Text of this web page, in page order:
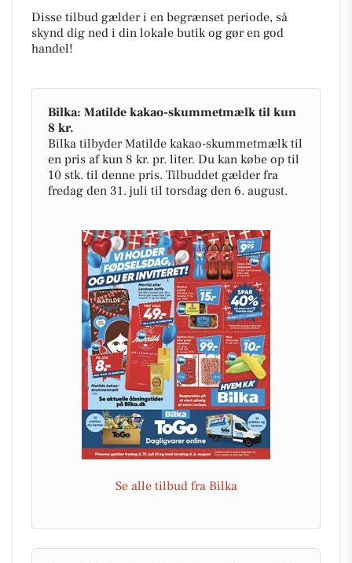
Disse tilbud gælder i en begrænset periode, så
skynd dig ned i din lokale butik og gør en god
handel!
Bilka: Matilde kakao-skummetmælk til kun
8 kr.
Bilka tilbyder Matilde kakao-skummetmælk til
en pris af kun 8 kr. pr. liter. Du kan købe op til
10 stk. til denne pris. Tilbuddet gælder fra
fredag den 31. juli til torsdag den 6. august.
Se alle tilbud fra Bilka